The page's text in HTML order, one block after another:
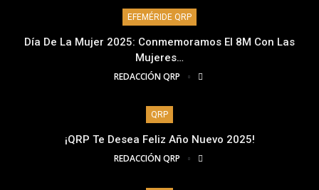
EFEMÉRIDE QRP
Día De La Mujer 2025: Conmemoramos El 8M Con Las
Mujeres…
REDACCIÓN QRP
QRP
¡QRP Te Desea Feliz Año Nuevo 2025!
REDACCIÓN QRP